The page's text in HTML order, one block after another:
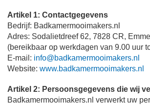
Artikel 1: Contactgegevens
Bedrijf: Badkamermooimakers.nl
Adres: Sodalietdreef 62, 7828 CR,
(bereikbaar op werkdagen van 9.00 uur
E-mail: info@badkamermooimakers.nl
Website: www.badkamermooimakers.nl
Artikel 2: Persoonsgegevens die wij
Badkamermooimakers.nl verwerkt uw